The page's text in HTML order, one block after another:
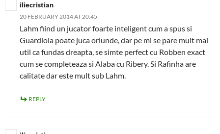
iliecristian
20 FEBRUARY 2014 AT 20:45
Lahm fiind un jucator foarte inteligent cum a spus si
Guardiola poate juca oriunde, dar pe mi se pare mult mai
util ca fundas dreapta, se simte perfect cu Robben exact
cum se completeaza si Alaba cu Ribery. Si Rafinha are
calitate dar este mult sub Lahm.
REPLY